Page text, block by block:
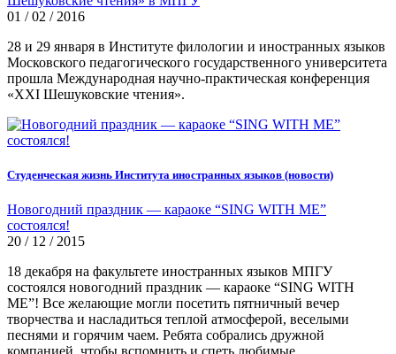
01 / 02 / 2016
28 и 29 января в Институте филологии и иностранных языков
Московского педагогического государственного университета
прошла Международная научно-практическая конференция
«XXI Шешуковские чтения».
Студенческая жизнь Института иностранных языков (новости)
Новогодний праздник — караоке “SING WITH ME”
состоялся!
20 / 12 / 2015
18 декабря на факультете иностранных языков МПГУ
состоялся новогодний праздник — караоке “SING WITH
ME”! Все желающие могли посетить пятничный вечер
творчества и насладиться теплой атмосферой, веселыми
песнями и горячим чаем. Ребята собрались дружной